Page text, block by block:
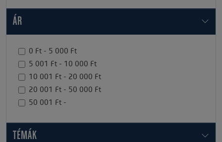
ÁR
0 Ft - 5 000 Ft
5 001 Ft - 10 000 Ft
10 001 Ft - 20 000 Ft
20 001 Ft - 50 000 Ft
50 001 Ft -
TÉMÁK